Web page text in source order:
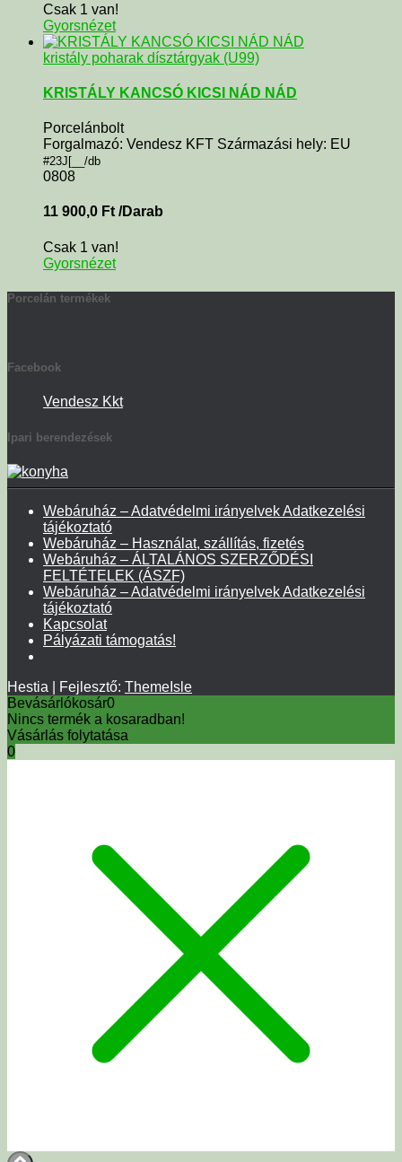
Csak 1 van!
Gyorsnézet
kristály poharak dísztárgyak (U99)
KRISTÁLY KANCSÓ KICSI NÁD NÁD
Porcelánbolt
Forgalmazó: Vendesz KFT Származási hely: EU
#23J[__/db
0808
11 900,0 Ft /Darab
Csak 1 van!
Gyorsnézet
Porcelán termékek
Facebook
Vendesz Kkt
Ipari berendezések
Webáruház – Adatvédelmi irányelvek Adatkezelési
tájékoztató
Webáruház – Használat, szállítás, fizetés
Webáruház – ÁLTALÁNOS SZERZŐDÉSI
FELTÉTELEK (ÁSZF)
Webáruház – Adatvédelmi irányelvek Adatkezelési
tájékoztató
Kapcsolat
Pályázati támogatás!
Hestia | Fejlesztő: ThemeIsle
Bevásárlókosár0
Nincs termék a kosaradban!
Vásárlás folytatása
0